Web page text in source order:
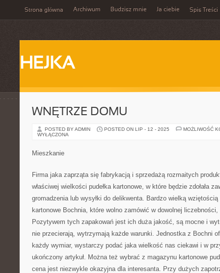
Strona główna Archiwum Budzisz mnie Ja ciebie Spis Treści
HEJKA
WNĘTRZE DOMU
POSTED BY ADMIN POSTED ON LIP - 12 - 2025
MOŻLIWOŚĆ
WYŁĄCZONA
Mieszkanie
Firma jaka zaprząta się fabrykacją i sprzedażą rozmaitych
właściwej wielkości pudełka kartonowe, w które będzie zdołała
gromadzenia lub wysyłki do delikwenta. Bardzo wielką
kartonowe Bochnia, które wolno zamówić w dowolnej
Pozytywem tych zapakowań jest ich duża jakość, są mocne i
nie przecierają, wytrzymają każde warunki. Jednostka z Bochni
każdy wymiar, wystarczy podać jaka wielkość nas ciekawi i w
ukończony artykuł. Można też wybrać z magazynu kartonowe
cena jest niezwykle okazyjna dla interesanta. Przy dużych